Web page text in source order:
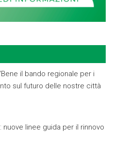
il bando regionale per i
sul futuro delle nostre città
linee guida per il rinnovo